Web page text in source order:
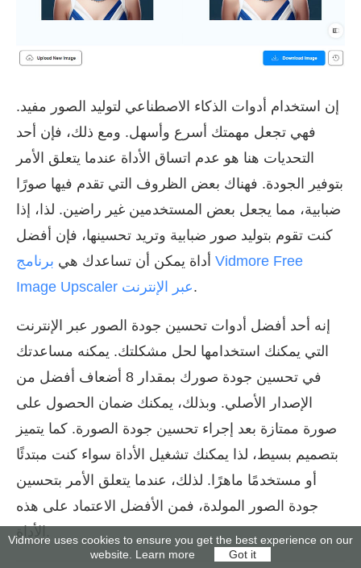
إن استخدام أدوات الذكاء الاصطناعي لتوليد الصور مفيد.
فهي تجعل مهمتك أسرع وأسهل. ومع ذلك، فإن أحد
التحديات هنا هو عدم اتساق الأداة عندما يتعلق الأمر
بتوفير الجودة. فهناك بعض الظروف التي تقدم فيها صورًا
ضبابية، مما يجعل بعض المستخدمين غير راضين. لذا، إذا
كنت تقوم بتوليد صور ضبابية وتريد تحسينها، فإن أفضل
أداة يمكن أن تساعدك هي برنامج Vidmore Free
Image Upscaler عبر الإنترنت.
إنه أحد أفضل أدوات تحسين جودة الصور عبر الإنترنت
التي يمكنك استخدامها لحل مشكلتك. يمكنه مساعدتك
في تحسين جودة صورك بمقدار 8 أضعاف أفضل من
الإصدار الأصلي. وبذلك، يمكنك ضمان الحصول على
صورة ممتازة بعد إجراء تحسين جودة الصورة. كما يتميز
بتصميم بسيط، لذا يمكنك تشغيل الأداة سواء كنت مبتدئًا
أو مستخدمًا ماهرًا. لذلك، عندما يتعلق الأمر بتحسين
جودة الصور المولدة، فمن الأفضل الاعتماد على هذه
الأداة.
Vidmore uses cookies to ensure you get the best experience on our
website. Learn more Got it